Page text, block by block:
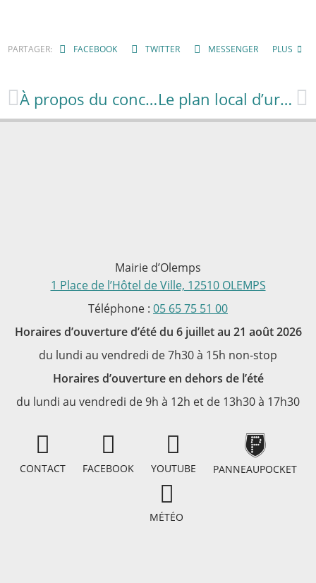
PARTAGER: FACEBOOK TWITTER MESSENGER PLUS
À propos du concours communal des jardins nature 2025 Le plan local d’urbanisme : Enquête publique du 25 août au 24 septembre
Mairie d’Olemps
1 Place de l’Hôtel de Ville, 12510 OLEMPS
Téléphone : 05 65 75 51 00
Horaires d’ouverture d’été du 6 juillet au 21 août 2026
du lundi au vendredi de 7h30 à 15h non-stop
Horaires d’ouverture en dehors de l’été
du lundi au vendredi de 9h à 12h et de 13h30 à 17h30
CONTACT FACEBOOK YOUTUBE PANNEAUPOCKET
MÉTÉO